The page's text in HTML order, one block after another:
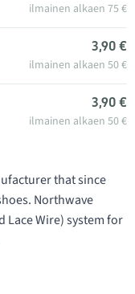
ilmainen alkaen 75 €
3,90 €
ilmainen alkaen 50 €
3,90 €
ilmainen alkaen 50 €
that since
Northwave
Lace Wire) system for